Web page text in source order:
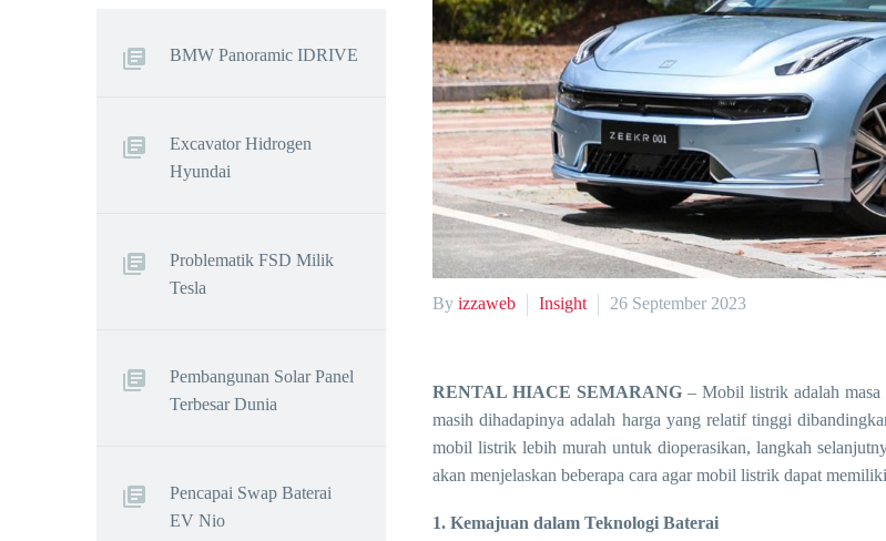
By izzaweb Insight 26 September 2023
RENTAL HIACE SEMARANG – Mobil listrik adalah masa
masih dihadapinya adalah harga yang relatif tinggi
mobil listrik lebih murah untuk dioperasikan, langkah
akan menjelaskan beberapa cara agar mobil listrik dapat
1. Kemajuan dalam Teknologi Baterai
BMW Panoramic IDRIVE
Excavator Hidrogen
Hyundai
Problematik FSD Milik
Tesla
Pembangunan Solar Panel
Terbesar Dunia
Pencapai Swap Baterai
EV Nio